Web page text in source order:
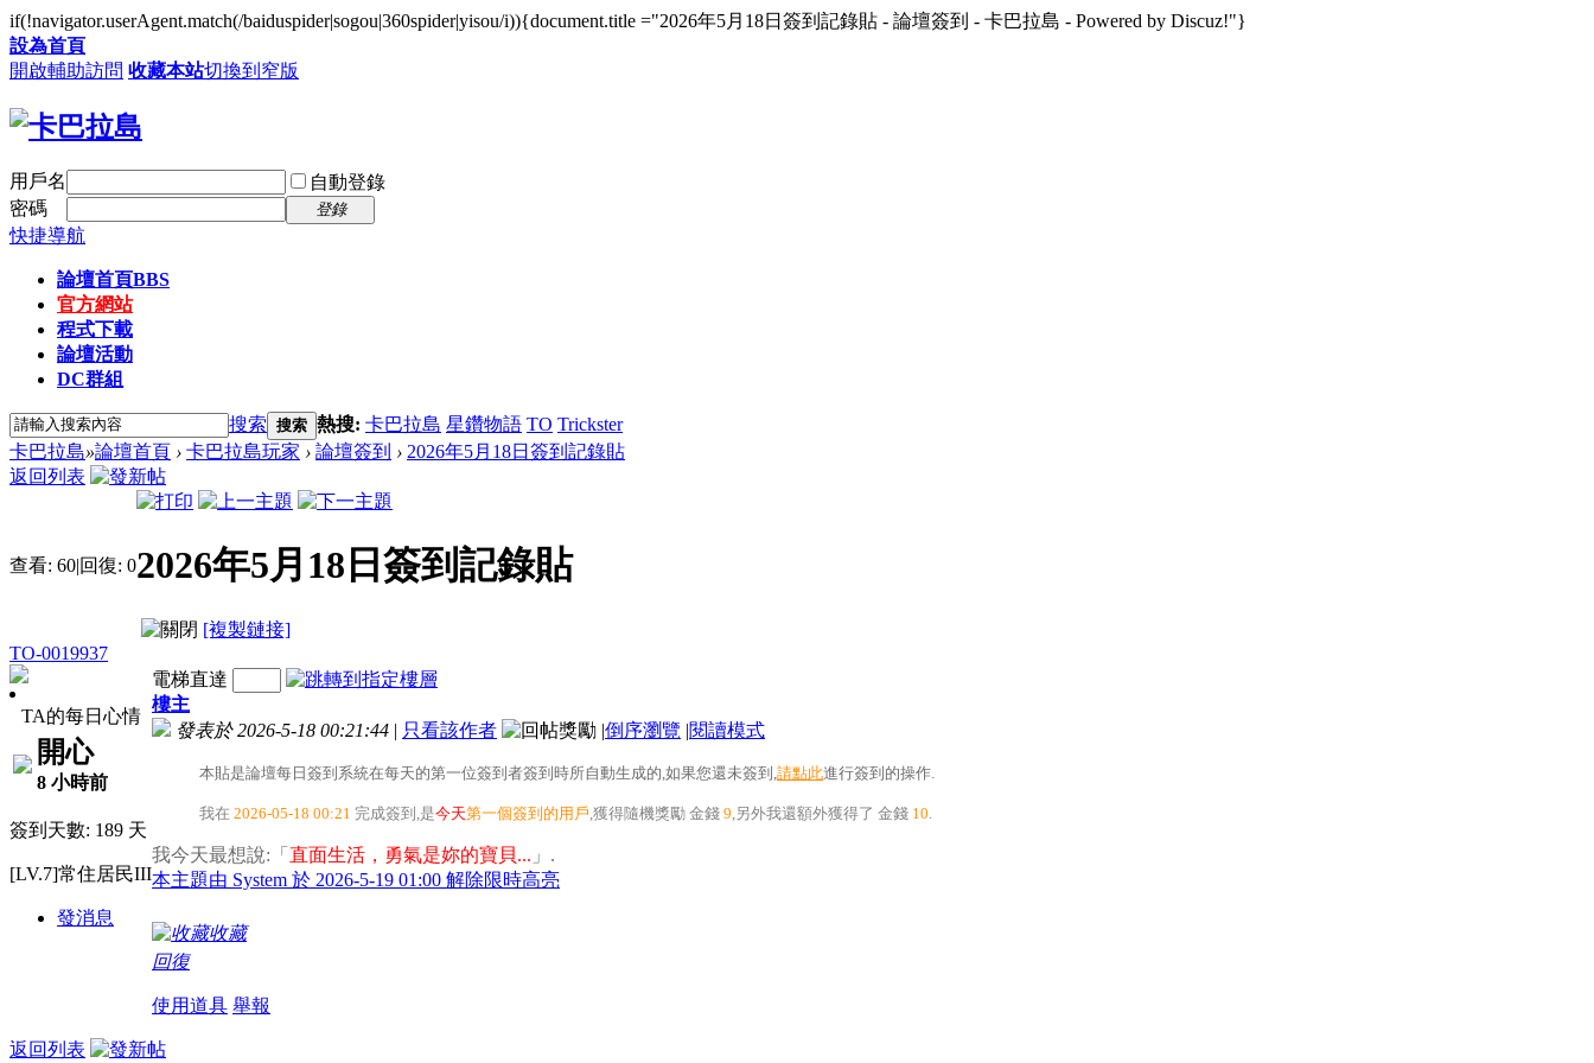
if(!navigator.userAgent.match(/baiduspider|sogou|360spider|yisou/i)){document.title ="2026年5月18日簽到記錄貼 - 論壇簽到 - 卡巴拉島 - Powered by Discuz!"}
設為首頁
開啟輔助訪問 收藏本站切換到窄版
用戶名
自動登錄
密碼
登錄
快捷導航
論壇首頁BBS
官方網站
程式下載
論壇活動
DC群組
搜索 搜索 熱搜: 卡巴拉島 星鑽物語 TO Trickster
卡巴拉島»論壇首頁 › 卡巴拉島玩家 › 論壇簽到 › 2026年5月18日簽到記錄貼
返回列表
查看: 60|回復: 02026年5月18日簽到記錄貼
[複製鏈接]
TO-0019937
TA的每日心情
開心
8 小時前
簽到天數: 189 天
[LV.7]常住居民III
發消息
電梯直達
樓主
發表於 2026-5-18 00:21:44 | 只看該作者 |倒序瀏覽 |閱讀模式
本貼是論壇每日簽到系統在每天的第一位簽到者簽到時所自動生成的,如果您還未簽到, 請點此進行簽到的操作.
我在 2026-05-18 00:21 完成簽到,是今天第一個簽到的用戶 ,獲得隨機獎勵 金錢 9 ,另外我還額外獲得了 金錢 10
我今天最想說:「 直面生活，勇氣是妳的寶貝... 」.
本主題由 System 於 2026-5-19 01:00 解除限時高亮
收藏
回復
使用道具 舉報
返回列表